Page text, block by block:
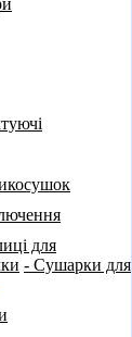
для
- Сушарки для